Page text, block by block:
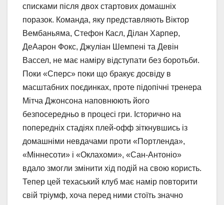
списками після двох стартових домашніх
поразок. Команда, яку представляють Віктор
Вембаньяма, Стефон Касл, Ділан Харпер,
ДеАарон Фокс, Джуліан Шемпені та Девін
Вассел, не має наміру відступати без боротьби.
Поки «Сперс» поки що бракує досвіду в
масштабних поєдинках, проте підопічні тренера
Мітча Джонсона наповнюють його
безпосередньо в процесі гри. Історично на
попередніх стадіях плей-офф зіткнувшись із
домашніми невдачами проти «Портленда»,
«Міннесоти» і «Оклахоми», «Сан-Антоніо»
вдало змогли змінити хід подій на свою користь.
Тепер цей техаський клуб має намір повторити
свій тріумф, хоча перед ними стоїть значно